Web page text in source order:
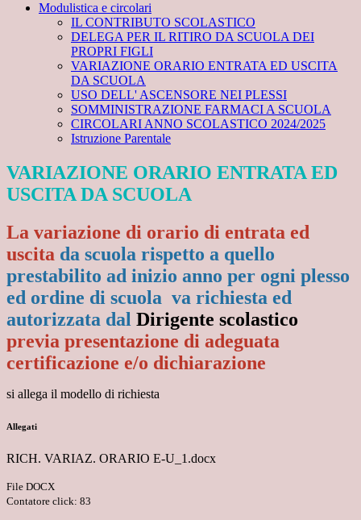
Modulistica e circolari
IL CONTRIBUTO SCOLASTICO
DELEGA PER IL RITIRO DA SCUOLA DEI
PROPRI FIGLI
VARIAZIONE ORARIO ENTRATA ED USCITA
DA SCUOLA
USO DELL' ASCENSORE NEI PLESSI
SOMMINISTRAZIONE FARMACI A SCUOLA
CIRCOLARI ANNO SCOLASTICO 2024/2025
Istruzione Parentale
VARIAZIONE ORARIO ENTRATA ED
USCITA DA SCUOLA
La variazione di orario di entrata ed
uscita da scuola rispetto a quello
prestabilito ad inizio anno per ogni plesso
ed ordine di scuola va richiesta ed
autorizzata dal Dirigente scolastico
previa presentazione di adeguata
certificazione e/o dichiarazione
si allega il modello di richiesta
Allegati
RICH. VARIAZ. ORARIO E-U_1.docx
File DOCX
Contatore click: 83